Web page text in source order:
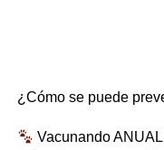
¿Cómo se puede
Vacunando